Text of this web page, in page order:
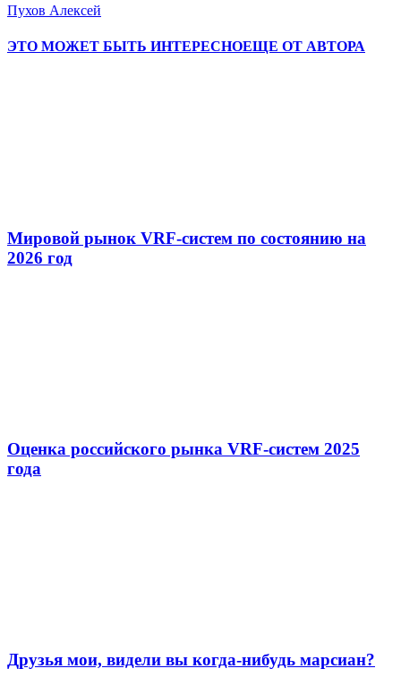
Пухов Алексей
ЭТО МОЖЕТ БЫТЬ ИНТЕРЕСНОЕЩЕ ОТ АВТОРА
Мировой рынок VRF-систем по состоянию на
2026 год
Оценка российского рынка VRF-систем 2025
года
Друзья мои, видели вы когда-нибудь марсиан?